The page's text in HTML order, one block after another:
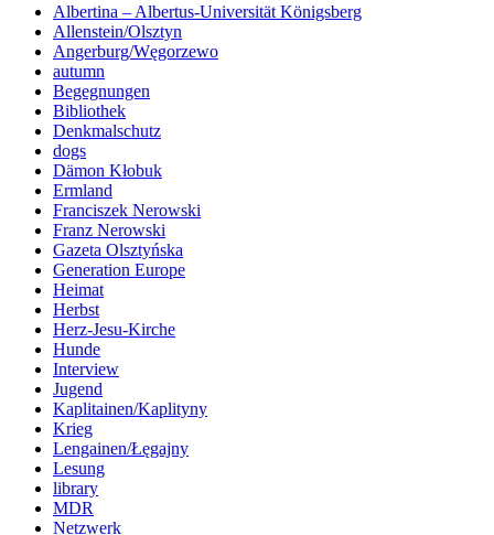
Albertina – Albertus-Universität Königsberg
Allenstein/Olsztyn
Angerburg/Węgorzewo
autumn
Begegnungen
Bibliothek
Denkmalschutz
dogs
Dämon Kłobuk
Ermland
Franciszek Nerowski
Franz Nerowski
Gazeta Olsztyńska
Generation Europe
Heimat
Herbst
Herz-Jesu-Kirche
Hunde
Interview
Jugend
Kaplitainen/Kaplityny
Krieg
Lengainen/Łęgajny
Lesung
library
MDR
Netzwerk